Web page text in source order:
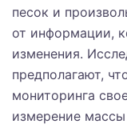
песок и
от информации,
изменения.
предполагают,
мониторинга
измерение